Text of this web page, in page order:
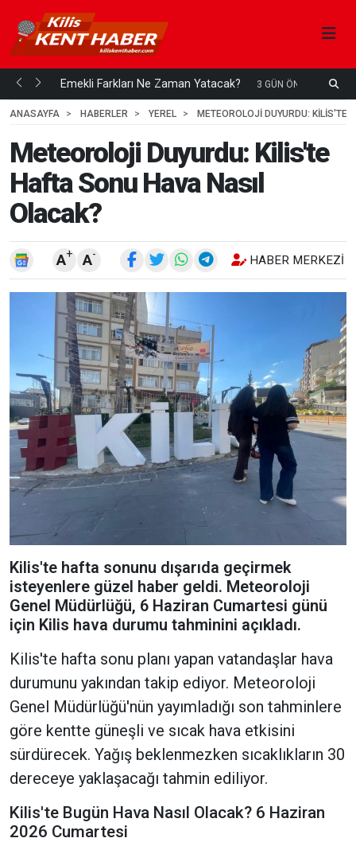
mi... Emekli Farkları Ne Zaman Yatacak? 3 GÜN ÖNCE
ANASAYFA
HABERLER YEREL METEOROLOJI DUYURDU:
Meteoroloji Duyurdu: Kilis'te
Hafta Sonu Hava Nasıl
Olacak?
A+ A- HABER MERKEZI
Kilis'te hafta sonunu dışarıda geçirmek
isteyenlere güzel haber geldi. Meteoroloji
Genel Müdürlüğü, 6 Haziran Cumartesi günü
için Kilis hava durumu tahminini açıkladı.
Kilis'te hafta sonu planı yapan vatandaşlar hava
durumunu yakından takip ediyor. Meteoroloji
Genel Müdürlüğü'nün yayımladığı son tahminlere
göre kentte güneşli ve sıcak hava etkisini
sürdürecek. Yağış beklenmezken sıcaklıkların 30
dereceye yaklaşacağı tahmin ediliyor.
Kilis'te Bugün Hava Nasıl Olacak? 6 Haziran
2026 Cumartesi